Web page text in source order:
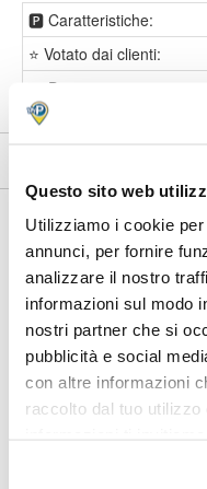
Questo sito web
Utilizziamo i cookie
annunci, per fornire
analizzare il nostro
informazioni sul modo
nostri partner che si
pubblicità e social
con altre informazioni
raccolto dal tuo
🅿️ Caratteristiche:
⭐ Votato dai clienti:
📍 Destinazioni servite:
Il Garage Legioni Romane si
di locali e zone verdi. Con la
raggiungere facilmente, in
stazione della
(linea rossa M1)
stazione della
(linea rossa M1)